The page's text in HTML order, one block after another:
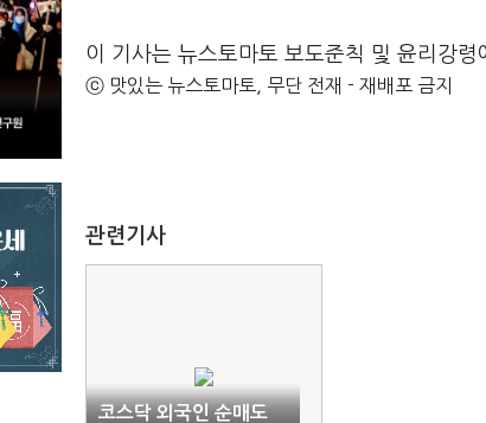
이 기사는 뉴스토마토 보도준칙 및 윤리강
ⓒ 맛있는 뉴스토마토, 무단 전재 - 재배포 금지
관련기사
코스닥 외국인 순매도